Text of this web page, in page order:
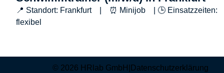
📍 Standort: Frankfurt | ⏰ Minijob | 🕒 Einsatzzeiten:
flexibel
© 2026 HRlab GmbH Datenschutzerklärung